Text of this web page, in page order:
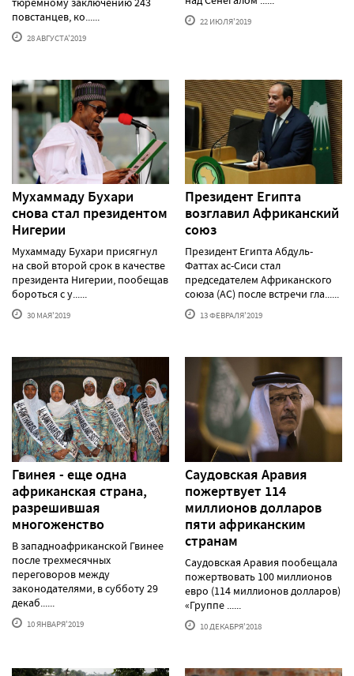
повстанцев, ко......
28 АВГУСТА'2019
22 ИЮЛЯ'2019
Мухаммаду Бухари
снова стал президентом
Нигерии
Мухаммаду Бухари присягнул
на свой второй срок в качестве
президента Нигерии, пообещав
бороться с у......
30 МАЯ'2019
Президент Египта
возглавил Африканский
союз
Президент Египта Абдуль-
Фаттах ас-Сиси стал
председателем Африканского
союза (АС) после встречи гла......
13 ФЕВРАЛЯ'2019
Гвинея - еще одна
африканская страна,
разрешившая
многоженство
В западноафриканской Гвинее
после трехмесячных
переговоров между
законодателями, в субботу 29
декаб......
10 ЯНВАРЯ'2019
Саудовская Аравия
пожертвует 114
миллионов долларов
пяти африканским
странам
Саудовская Аравия пообещала
пожертвовать 100 миллионов
евро (114 миллионов долларов)
«Группе ......
10 ДЕКАБРЯ'2018